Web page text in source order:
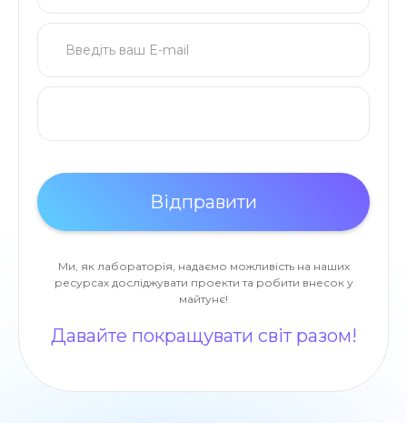
Ми, як лабораторія, надаємо можливість на наших
ресурсах досліджувати проекти та робити внесок у
майтунє!
Давайте покращувати світ разом!